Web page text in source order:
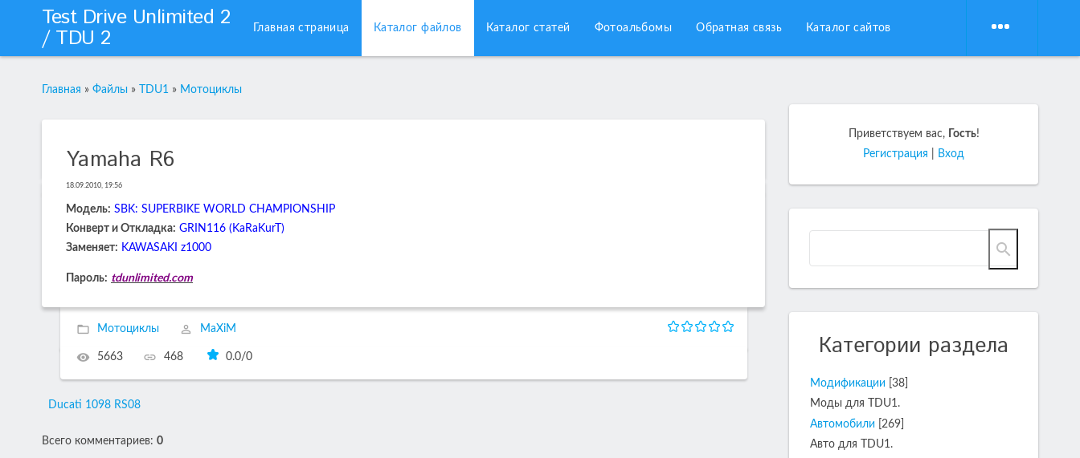
Test Drive Unlimited 2
/ TDU 2 Главная страница Каталог файлов Каталог статей Фотоальбомы Обратная связь Каталог сайтов
Главная » Файлы » TDU1 » Мотоциклы
Yamaha R6
18.09.2010, 19:56
Модель: SBK: SUPERBIKE WORLD CHAMPIONSHIP
Конверт и Откладка: GRIN116 (KaRaKurT)
Заменяет: KAWASAKI z1000
Пароль: tdunlimited.com
Мотоциклы MaXiM
5663 468 0.0/0
Ducati 1098 RS08
Всего комментариев: 0
Приветствуем вас, Гость!
Регистрация
Вход
Категории раздела
Модификации
[38]
Моды для TDU1.
Автомобили
[269]
Авто для TDU1.